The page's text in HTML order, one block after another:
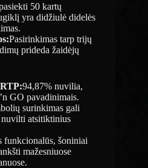
50 kartų
yra didžiulė didelės
Pasirinkimas tarp trijų
prideda žaidėjų
94,87% nuvilia,
GO pavadinimais.
surinkimas gali
atsitiktinius
funkcionalūs, šoniniai
mažesniuose